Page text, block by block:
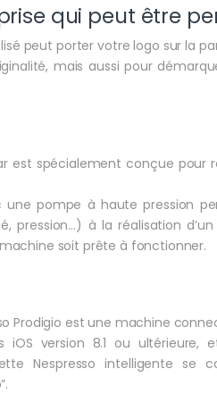
qui peut être
peut porter votre logo sur la
mais aussi pour
est spécialement conçue pour
une pompe à haute pression
pression…) à la réalisation
soit prête à fonctionner.
Prodigio est une machine
iOS version 8.1 ou ultérieure,
Nespresso intelligente se